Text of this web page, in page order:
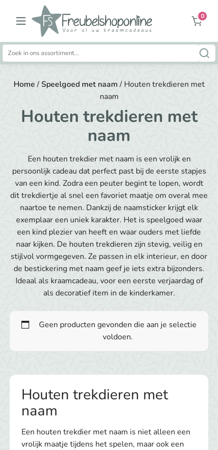
0
Zoeken
naar:
Home /Speelgoed met naam / Houten trekdieren met
naam
Houten trekdieren met
naam
Een houten trekdier met naam is een vrolijk en
persoonlijk cadeau dat perfect past bij de eerste stapjes
van een kind. Zodra een peuter begint te lopen, wordt
dit trekdiertje al snel een favoriet maatje om overal mee
naartoe te nemen. Dankzij de naamsticker krijgt elk
exemplaar een uniek karakter. Het is speelgoed waar
een kind plezier van heeft en waar ouders met liefde
naar kijken. De houten trekdieren zijn stevig, veilig en
stijlvol vormgegeven. Ze passen in elk interieur, en door
de bestickering met naam geef je iets extra bijzonders.
Ideaal als kraamcadeau, voor een eerste verjaardag of
als decoratief item in de kinderkamer.
Geen producten gevonden die aan je selectie
voldoen.
Houten trekdieren met
naam
Een houten trekdier met naam is niet alleen een
vrolijk maatje tijdens het spelen, maar ook een